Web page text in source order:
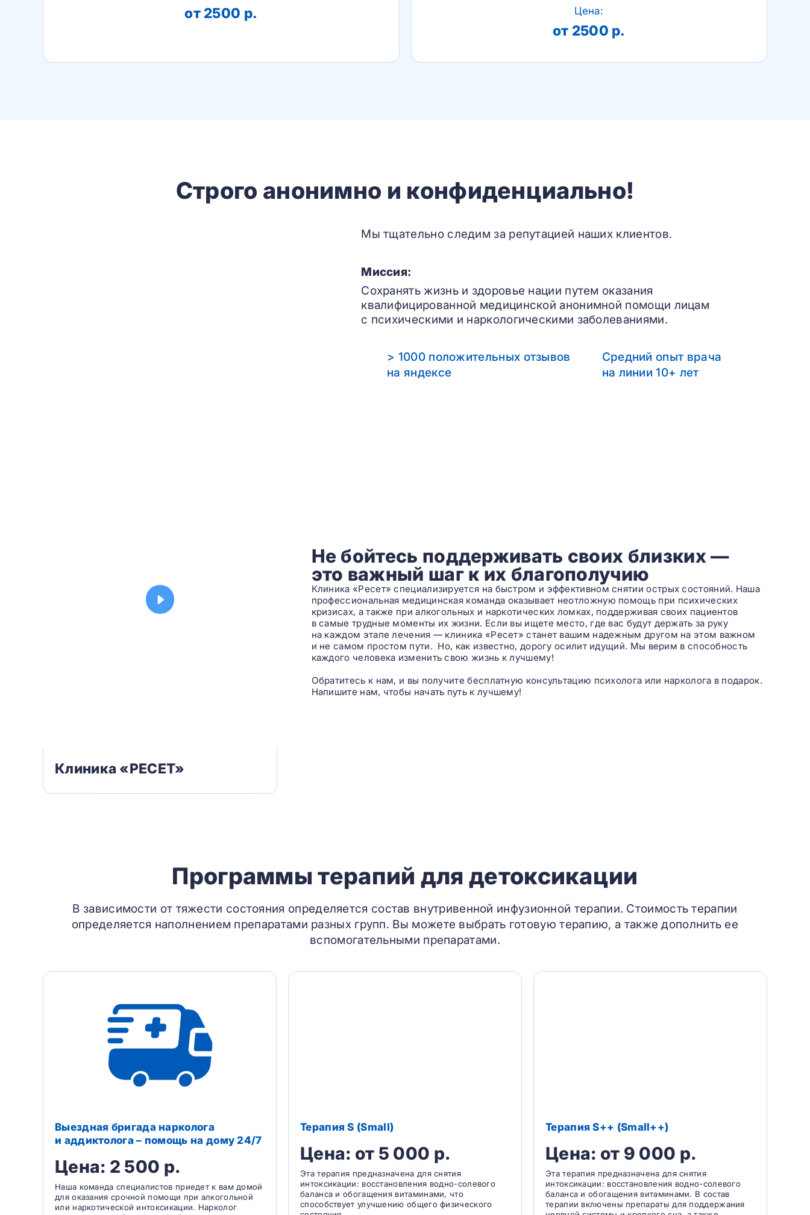
от 2500 р. Цена:
от 2500 р.
Строго анонимно и конфиденциально!
Мы тщательно следим за репутацией наших клиентов.
Миссия:
Сохранять жизнь и здоровье нации путем оказания
квалифицированной медицинской анонимной помощи лицам
с психическими и наркологическими заболеваниями.
> 1000 положительных отзывов
на яндексе
Средний опыт врача
на линии 10+ лет
Клиника «РЕСЕТ»
Не бойтесь поддерживать своих близких —
это важный шаг к их благополучию
Клиника «Ресет» специализируется на быстром и эффективном снятии острых состояний. Наша
профессиональная медицинская команда оказывает неотложную помощь при психических
кризисах, а также при алкогольных и наркотических ломках, поддерживая своих пациентов
в самые трудные моменты их жизни. Если вы ищете место, где вас будут держать за руку
на каждом этапе лечения — клиника «Ресет» станет вашим надежным другом на этом важном
и не самом простом пути. Но, как известно, дорогу осилит идущий. Мы верим в способность
каждого человека изменить свою жизнь к лучшему!
Обратитесь к нам, и вы получите бесплатную консультацию психолога или нарколога в подарок.
Напишите нам, чтобы начать путь к лучшему!
Программы терапий для детоксикации
В зависимости от тяжести состояния определяется состав внутривенной инфузионной терапии. Стоимость терапии
определяется наполнением препаратами разных групп. Вы можете выбрать готовую терапию, а также дополнить ее
вспомогательными препаратами.
Выездная бригада нарколога
и аддиктолога – помощь на дому 24/7
Цена: 2 500 р.
Наша команда специалистов приедет к вам домой
для оказания срочной помощи при алкогольной
или наркотической интоксикации. Нарколог
Терапия S (Small)
Цена: от 5 000 р.
Эта терапия предназначена для снятия
интоксикации: восстановления водно-солевого
баланса и обогащения витаминами, что
способствует улучшению общего физического
Терапия S++ (Small++)
Цена: от 9 000 р.
Эта терапия предназначена для снятия
интоксикации: восстановления водно-солевого
баланса и обогащения витаминами. В состав
терапии включены препараты для поддержания